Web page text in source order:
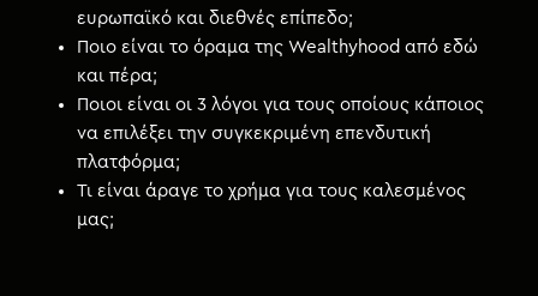
ευρωπαϊκό και διεθνές επίπεδο;
Ποιο είναι το όραμα της Wealthyhood από εδώ
και πέρα;
Ποιοι είναι οι 3 λόγοι για τους οποίους κάποιος
να επιλέξει την συγκεκριμένη επενδυτική
πλατφόρμα;
Τι είναι άραγε το χρήμα για τους καλεσμένος
μας;